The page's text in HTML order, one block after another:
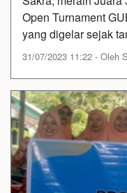
Open Turnament
yang digelar sejak
31/07/2023 11:22 - Oleh